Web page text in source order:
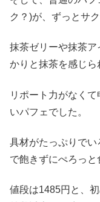
ク？)が、ずっとサ
抹茶ゼリーや抹茶
かりと抹茶を感じら
リポート力がなく
いパフェでした。
具材がたっぷりでい
で飽きずにぺろっと
値段は1485円と、初